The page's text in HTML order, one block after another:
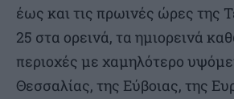
έως και τις πρωινές ώρες της
25 στα ορεινά, τα ημιορεινά
περιοχές με χαμηλότερο
Θεσσαλίας, της Εύβοιας, της